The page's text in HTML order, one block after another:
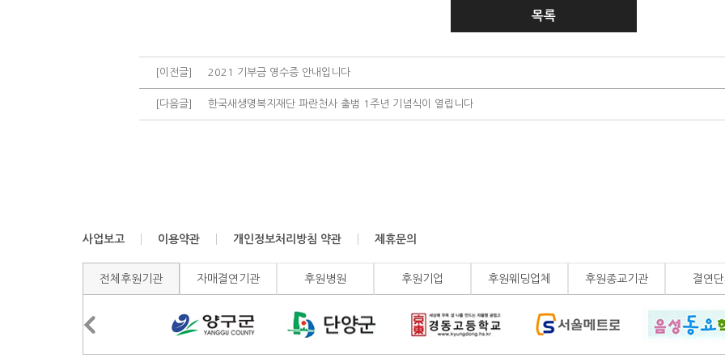
목록
[이전글] 2021 기부금 영수증 안내입니다
[다음글] 한국새생명복지재단 파란천사 출범 1주년 기념식이 열립니다
사업보고 이용약관 개인정보처리방침 약관 제휴문의
전체후원기관 자매결연기관 후원병원 후원기업 후원웨딩업체 후원종교기관 결연